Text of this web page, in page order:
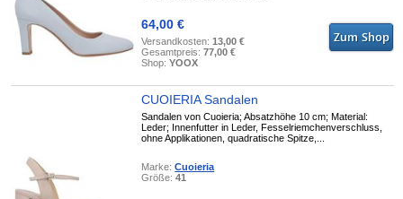
64,00 €
Versandkosten:13,00 €
Gesamtpreis:77,00 €
Shop:YOOX
CUOIERIA Sandalen
Sandalen von Cuoieria; Absatzhöhe 10 cm; Material:
Leder; Innenfutter in Leder, Fesselriemchenverschluss,
ohne Applikationen, quadratische Spitze,...
Marke:Cuoieria
Größe:41